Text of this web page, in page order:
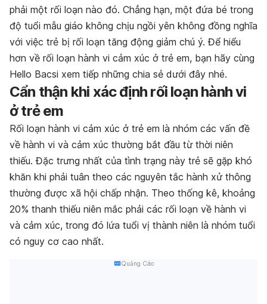
phải một rối loạn nào đó. Chẳng hạn, một đứa bé trong
độ tuổi mẫu giáo không chịu ngồi yên không đồng nghĩa
với việc trẻ bị rối loạn tăng động giảm chú ý. Để hiểu
hơn về rối loạn hành vi cảm xúc ở trẻ em, bạn hãy cùng
Hello Bacsi xem tiếp những chia sẻ dưới đây nhé.
Cẩn thận khi xác định rối loạn hành vi
ở trẻ em
Rối loạn hành vi cảm xúc ở trẻ em là nhóm các vấn đề
về hành vi và cảm xúc thường bắt đầu từ thời niên
thiếu. Đặc trưng nhất của tình trạng này trẻ sẽ gặp khó
khăn khi phải tuân theo các nguyên tắc hành xử thông
thường được xã hội chấp nhận. Theo thống kê, khoảng
20% thanh thiếu niên mắc phải các rối loạn về hành vi
và cảm xúc, trong đó lứa tuổi vị thành niên là nhóm tuổi
có nguy cơ cao nhất.
Quảng Cáo